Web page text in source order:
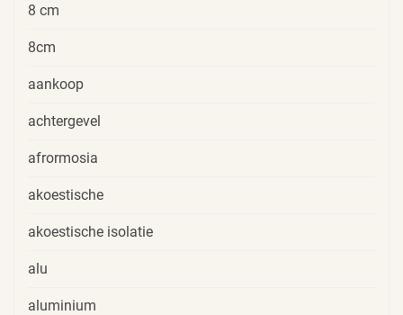
8 cm
8cm
aankoop
achtergevel
afrormosia
akoestische
akoestische isolatie
alu
aluminium